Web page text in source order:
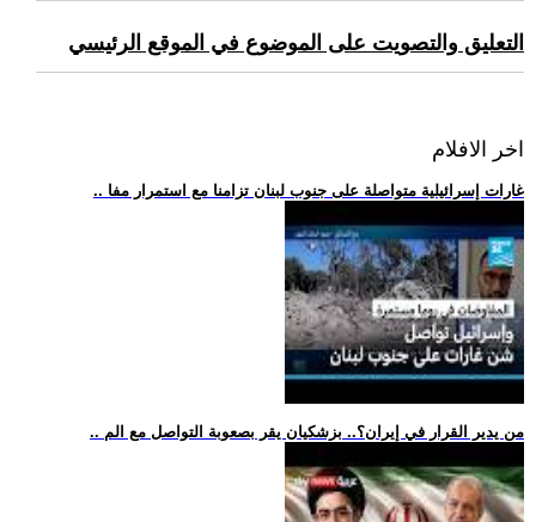
التعليق والتصويت على الموضوع في الموقع الرئيسي
اخر الافلام
.. غارات إسرائيلية متواصلة على جنوب لبنان تزامنا مع استمرار مفا
.. من يدير القرار في إيران؟.. بزشكيان يقر بصعوبة التواصل مع الم